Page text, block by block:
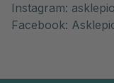
Instagram:
Facebook: